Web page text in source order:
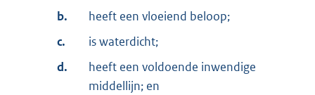
b.
heeft een vloeiend beloop;
c.
is waterdicht;
d.
heeft een voldoende inwendige
middellijn; en